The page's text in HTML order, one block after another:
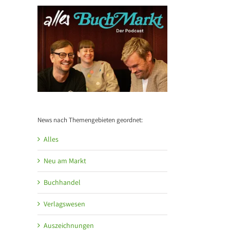
News nach Themengebieten geordnet:
Alles
Neu am Markt
Buchhandel
Verlagswesen
Auszeichnungen